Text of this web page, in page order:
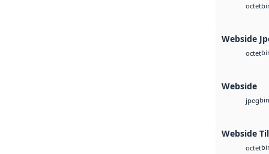
octet
Webside
octet
Webside
jpegbin
Webside
octet